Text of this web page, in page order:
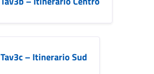
Tav3c – Itinerario Sud